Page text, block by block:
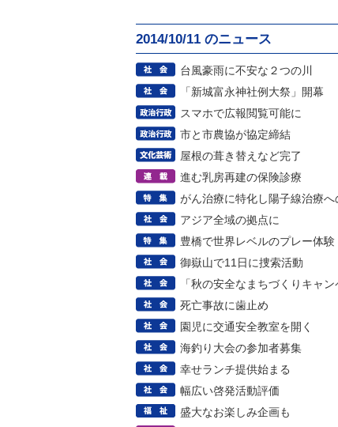
2014/10/11 のニュース
台風豪雨に不安な２つの川
「新城富永神社例大祭」開幕
スマホで広報閲覧可能に
市と市農協が協定締結
屋根の葺き替えなど完了
進む乳房再建の保険診療
がん治療に特化し陽子線治療
アジア全域の拠点に
豊橋で世界レベルのプレー体験
御嶽山で11日に捜索活動
「秋の安全なまちづくりキャン
死亡事故に歯止め
園児に交通安全教室を開く
海釣り大会の参加者募集
幸せランチ提供始まる
幅広い啓発活動評価
盛大なお楽しみ企画も